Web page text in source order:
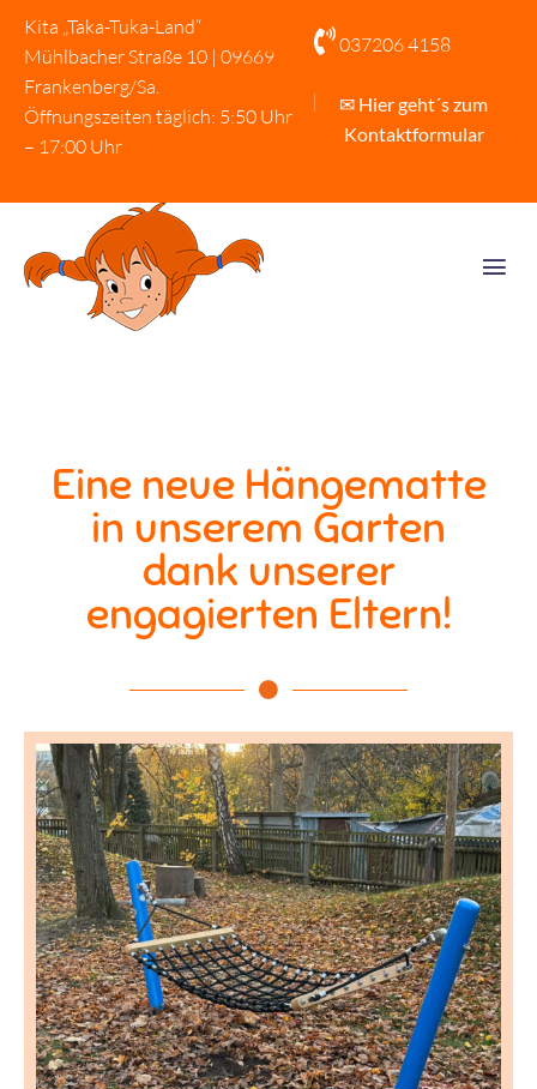
Kita „Taka-Tuka-Land“
Mühlbacher Straße 10 | 09669
Frankenberg/Sa.
Öffnungszeiten täglich: 5:50 Uhr
– 17:00 Uhr
037206 4158
✉ Hier geht´s zum
Kontaktformular
Eine neue Hängematte
in unserem Garten
dank unserer
engagierten Eltern!